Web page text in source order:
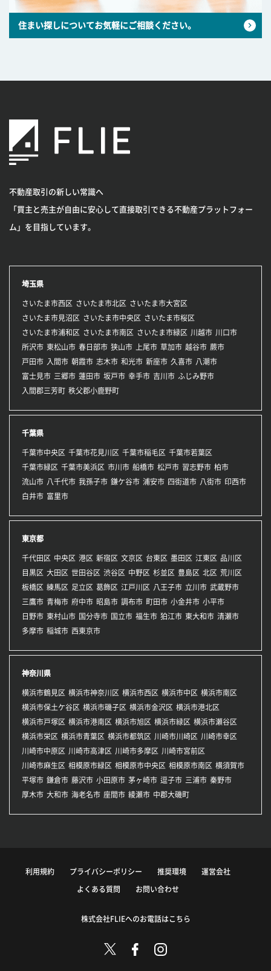
住まい探しについてお気軽にご相談ください。
不動産取引の新しい常識へ
「買主と売主が自由に安心して直接取引できる不動産プラットフォー
ム」を目指しています。
埼玉県
さいたま市西区 さいたま市北区
さいたま市大宮区
さいたま市見沼区
さいたま市中央区
さいたま市桜区
さいたま市浦和区
さいたま市南区 さいたま市緑区 川越市 川口市
所沢市 東松山市 春日部市 狭山市 上尾市 草加市 越谷市 蕨市
戸田市 入間市 朝霞市 志木市 和光市 新座市 久喜市 八潮市
富士見市 三郷市 蓮田市 坂戸市 幸手市 吉川市 ふじみ野市
入間郡三芳町 秩父郡小鹿野町
千葉県
千葉市中央区 千葉市花見川区 千葉市稲毛区 千葉市若葉区
千葉市緑区 千葉市美浜区 市川市 船橋市 松戸市 習志野市 柏市
流山市 八千代市 我孫子市 鎌ケ谷市 浦安市 四街道市 八街市 印西市
白井市 富里市
東京都
千代田区 中央区 港区 新宿区 文京区 台東区 墨田区 江東区 品川区
目黒区 大田区 世田谷区 渋谷区 中野区 杉並区 豊島区 北区 荒川区
板橋区 練馬区 足立区 葛飾区 江戸川区 八王子市 立川市 武蔵野市
三鷹市 青梅市 府中市 昭島市 調布市 町田市 小金井市 小平市
日野市 東村山市 国分寺市 国立市 福生市 狛江市 東大和市 清瀬市
多摩市 稲城市 西東京市
神奈川県
横浜市鶴見区 横浜市神奈川区 横浜市西区 横浜市中区 横浜市南区
横浜市保土ケ谷区 横浜市磯子区 横浜市金沢区 横浜市港北区
横浜市戸塚区 横浜市港南区 横浜市旭区 横浜市緑区 横浜市瀬谷区
横浜市栄区 横浜市青葉区 横浜市都筑区 川崎市川崎区 川崎市幸区
川崎市中原区 川崎市高津区 川崎市多摩区 川崎市宮前区
川崎市麻生区 相模原市緑区 相模原市中央区 相模原市南区 横須賀市
平塚市 鎌倉市 藤沢市 小田原市 茅ヶ崎市 逗子市 三浦市 秦野市
厚木市 大和市 海老名市 座間市 綾瀬市 中郡大磯町
利用規約 プライバシーポリシー 推奨環境 運営会社
よくある質問 お問い合わせ
株式会社FLIEへのお電話はこちら